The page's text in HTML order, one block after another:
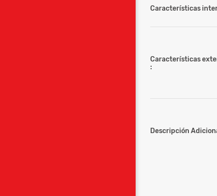
Características
Características
:
Descripción